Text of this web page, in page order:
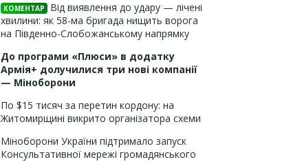
КОМЕНТАР
Від виявлення до удару — лічені
хвилини: як 58-ма бригада нищить ворога
на Південно-Слобожанському напрямку
До програми «Плюси» в додатку
Армія+ долучилися три нові компанії
— Міноборони
По $15 тисяч за перетин кордону: на
Житомирщині викрито організатора схеми
Міноборони України підтримало запуск
Консультативної мережі громадянського